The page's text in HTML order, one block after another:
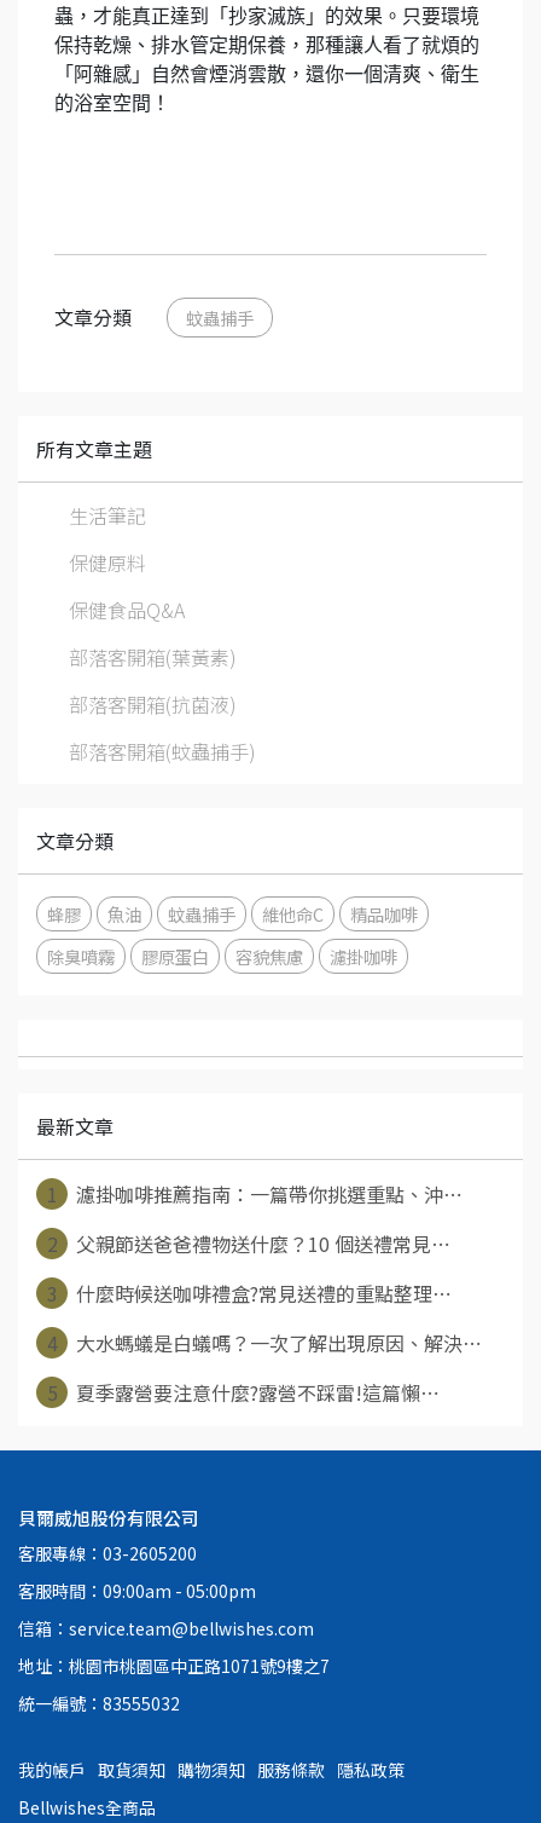
蟲，才能真正達到「抄家滅族」的效果。只要環境
保持乾燥、排水管定期保養，那種讓人看了就煩的
「阿雜感」自然會煙消雲散，還你一個清爽、衛生
的浴室空間！
文章分類 蚊蟲捕手
所有文章主題
生活筆記
保健原料
保健食品Q&A
部落客開箱(葉黃素)
部落客開箱(抗菌液)
部落客開箱(蚊蟲捕手)
文章分類
蜂膠 魚油 蚊蟲捕手 維他命C
精品咖啡
除臭噴霧
膠原蛋白 容貌焦慮 濾掛咖啡
最新文章
1
濾掛咖啡推薦指南：一篇帶你挑選重點、沖⋯
2
父親節送爸爸禮物送什麼？10 個送禮常見⋯
3
什麼時候送咖啡禮盒?常見送禮的重點整理⋯
4
大水螞蟻是白蟻嗎？一次了解出現原因、解決⋯
5
夏季露營要注意什麼?露營不踩雷!這篇懶⋯
貝爾威旭股份有限公司
客服專線：03-2605200
客服時間：09:00am - 05:00pm
信箱：service.team@bellwishes.com
地址：桃園市桃園區中正路1071號9樓之7
統一編號：83555032
我的帳戶 取貨須知 購物須知 服務條款 隱私政策
Bellwishes全商品